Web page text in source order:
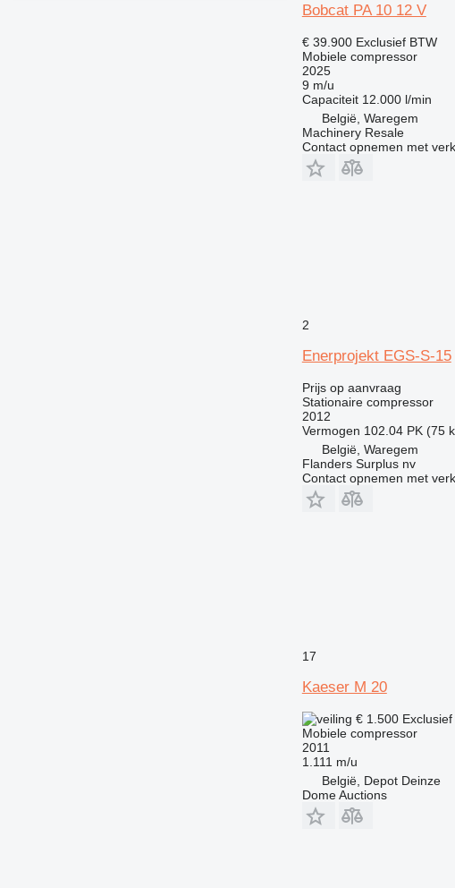
Bobcat PA 10 12 V
€ 39.900 Exclusief BTW
Mobiele compressor
2025
9 m/u
Capaciteit 12.000 l/min
België, Waregem
Machinery Resale
Contact opnemen met
2
Enerprojekt EGS-S-15
Prijs op aanvraag
Stationaire compressor
2012
Vermogen 102.04 PK (75
België, Waregem
Flanders Surplus nv
Contact opnemen met
17
Kaeser M 20
€ 1.500
Mobiele compressor
2011
1.111 m/u
België, Depot Deinze
Dome Auctions